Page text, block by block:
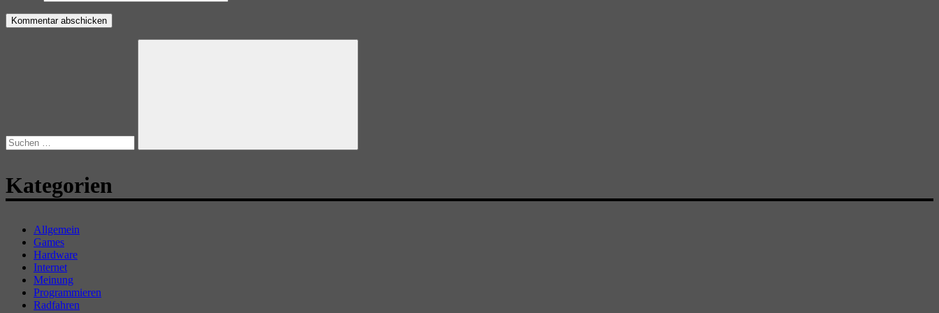
Suchen
Kategorien
Allgemein
Games
Hardware
Internet
Meinung
Programmieren
Radfahren